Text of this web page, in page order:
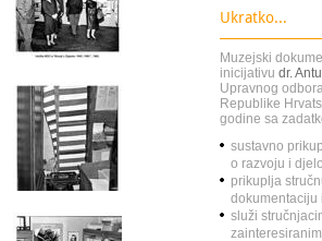
Ukratko...
Muzejski
inicijativu dr.
Upravnog
Republike
godine sa
sustavno
o razvoju i
prikuplja
dokumentaciju
služi